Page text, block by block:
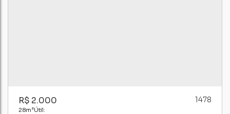
R$ 2.000 1478
Útil:
28m²